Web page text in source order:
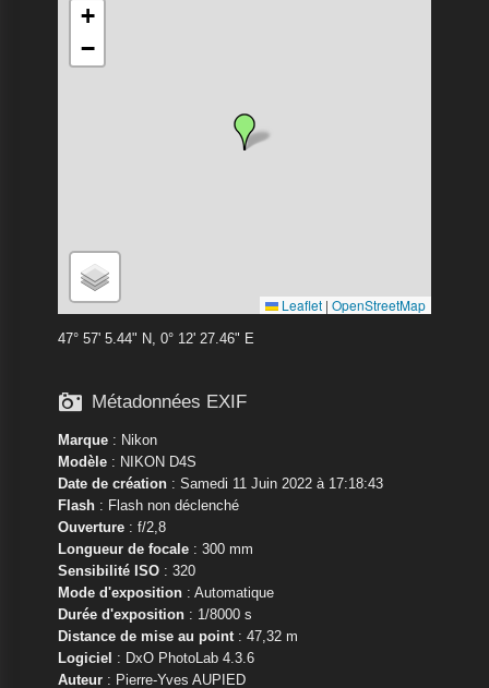
+
−
Leaflet | OpenStreetMap
47° 57' 5.44" N, 0° 12' 27.46" E
 Métadonnées EXIF
Marque: Nikon
Modèle: NIKON D4S
Date de création: Samedi 11 Juin 2022 à 17:18:43
Flash: Flash non déclenché
Ouverture: f/2,8
Longueur de focale: 300 mm
Sensibilité ISO: 320
Mode d'exposition: Automatique
Durée d'exposition: 1/8000 s
Distance de mise au point: 47,32 m
Logiciel : DxO PhotoLab 4.3.6
Auteur: Pierre-Yves AUPIED